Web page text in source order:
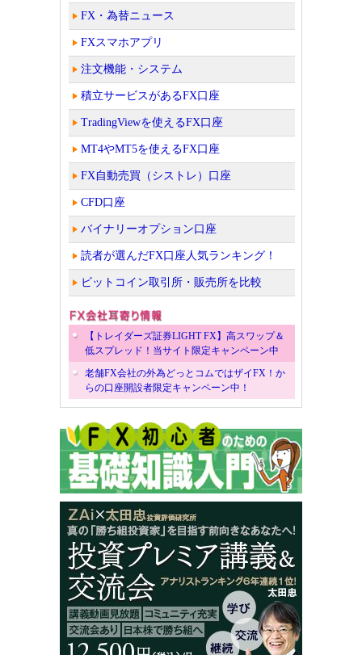
FX・為替ニュース
FXスマホアプリ
注文機能・システム
積立サービスがあるFX口座
TradingViewを使えるFX口座
MT4やMT5を使えるFX口座
FX自動売買（シストレ）口座
CFD口座
バイナリーオプション口座
読者が選んだFX口座人気ランキング！
ビットコイン取引所・販売所を比較
【トレイダーズ証券LIGHT FX】高スワップ＆
低スプレッド！当サイト限定キャンペーン中
老舗FX会社の外為どっとコムではザイFX！か
らの口座開設者限定キャンペーン中！